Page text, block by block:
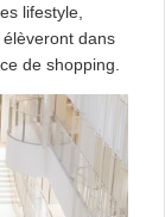
lifestyle,
dans
de shopping.